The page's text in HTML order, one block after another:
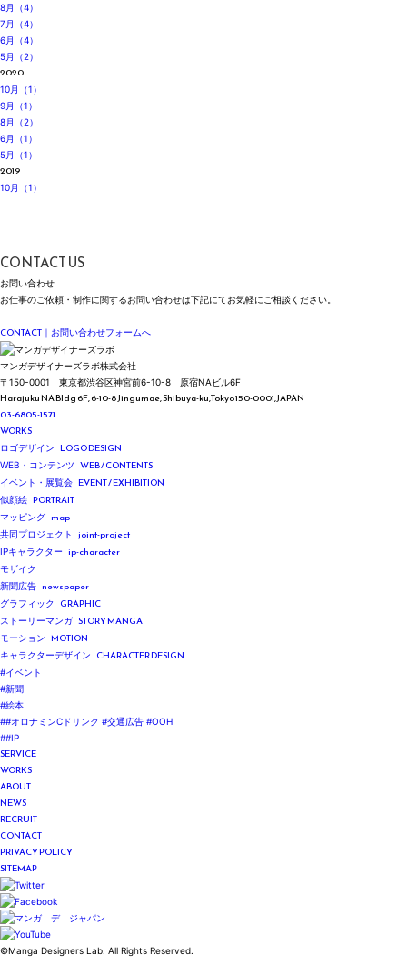
8月（4）
7月（4）
6月（4）
5月（2）
2020
10月（1）
9月（1）
8月（2）
6月（1）
5月（1）
2019
10月（1）
CONTACT US
お問い合わせ
お仕事のご依頼・制作に関するお問い合わせは下記にてお気軽にご相談ください。
CONTACT ｜お問い合わせフォームへ
マンガデザイナーズラボ株式会社
〒150-0001 東京都渋谷区神宮前6-10-8 原宿NAビル6F
Harajuku NA Bldg 6F, 6-10-8 Jingumae,Shibuya-ku,Tokyo 150-0001,JAPAN
03-6805-1571
WORKS
ロゴデザイン LOGO DESIGN
WEB・コンテンツ WEB / CONTENTS
イベント・展覧会 EVENT / EXHIBITION
似顔絵 PORTRAIT
マッピング map
共同プロジェクト joint-project
IPキャラクター ip-character
モザイク
新聞広告 newspaper
グラフィック GRAPHIC
ストーリーマンガ STORY MANGA
モーション MOTION
キャラクターデザイン CHARACTER DESIGN
#イベント
#新聞
#絵本
##オロナミンCドリンク #交通広告 #OOH
##IP
SERVICE
WORKS
ABOUT
NEWS
RECRUIT
CONTACT
PRIVACY POLICY
SITEMAP
©Manga Designers Lab. All Rights Reserved.